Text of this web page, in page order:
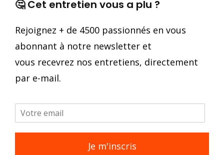
🤔 Cet entretien vous a plu ?
Rejoignez + de 4500 passionnés en vous
abonnant à notre newsletter et
vous recevrez nos entretiens, directement
par e-mail.
Je m'inscris